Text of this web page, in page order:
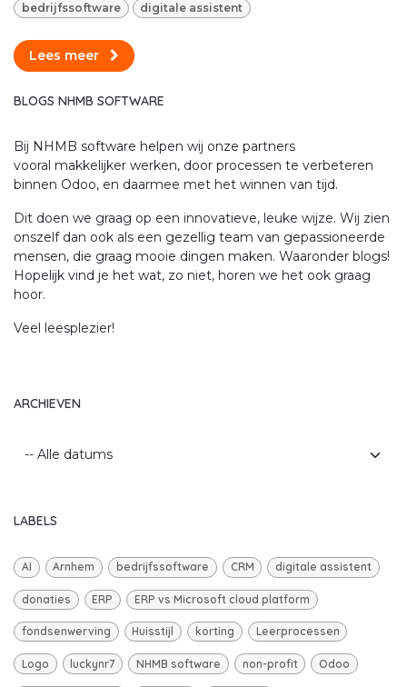
bedrijfssoftware digitale assistent
Lees meer
BLOGS NHMB SOFTWARE
Bij NHMB software helpen wij onze partners
vooral makkelijker werken, door processen te verbeteren
binnen Odoo, en daarmee met het winnen van tijd.
Dit doen we graag op een innovatieve, leuke wijze. Wij zien
onszelf dan ook als een gezellig team van gepassioneerde
mensen, die graag mooie dingen maken. Waaronder blogs!
Hopelijk vind je het wat, zo niet, horen we het ook graag
hoor.
Veel leesplezier!
ARCHIEVEN
LABELS
AI Arnhem bedrijfssoftware CRM digitale assistent
donaties ERP ERP vs Microsoft cloud platform
fondsenwerving Huisstijl korting Leerprocessen
Logo luckynr7 NHMB software non-profit Odoo